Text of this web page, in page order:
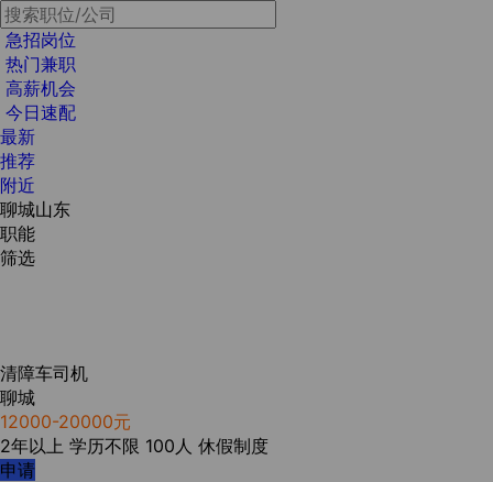
急招岗位
热门兼职
高薪机会
今日速配
最新
推荐
附近
聊城山东
职能
筛选
清障车司机
聊城
12000-20000元
2年以上 学历不限 100人 休假制度
申请